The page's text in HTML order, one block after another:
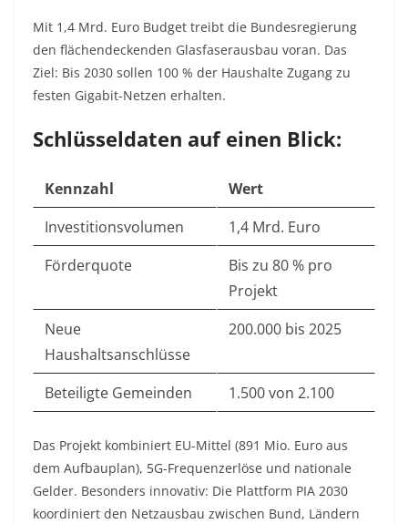
Mit 1,4 Mrd. Euro Budget treibt die Bundesregierung
den flächendeckenden Glasfaserausbau voran. Das
Ziel: Bis 2030 sollen 100 % der Haushalte Zugang zu
festen Gigabit-Netzen erhalten.
Schlüsseldaten auf einen Blick:
Kennzahl
Wert
Investitionsvolumen
1,4 Mrd. Euro
Förderquote
Bis zu 80 % pro
Projekt
Neue
Haushaltsanschlüsse
200.000 bis 2025
Beteiligte Gemeinden 1.500 von 2.100
Das Projekt kombiniert EU-Mittel (891 Mio. Euro aus
dem Aufbauplan), 5G-Frequenzerlöse und nationale
Gelder. Besonders innovativ: Die Plattform PIA 2030
koordiniert den Netzausbau zwischen Bund, Ländern